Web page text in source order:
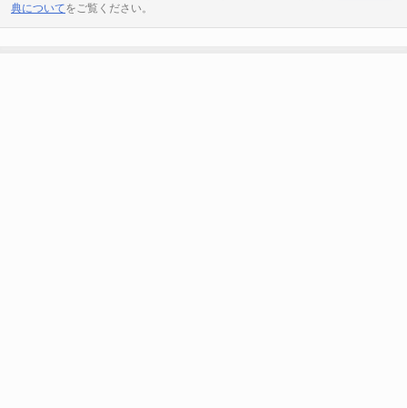
典についてをご覧ください。